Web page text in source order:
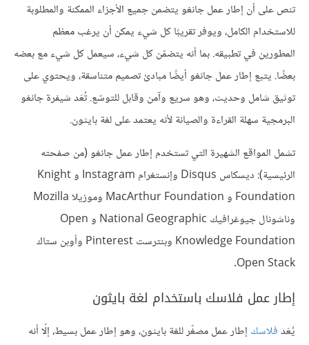
تنص على أن إطار عمل جانغو يتضمن جميع الأجزاء الممكنة والمطلوبة
للاستخدام الكامل، ويوفر تقريبًا كل شيء يمكن أن يرغب معظم
المطورين في تطبيقه. بما أنه يتضمّن كل شيء، سيعمل كل شيء مع بعضه
بعضًا. يتبع إطار عمل جانغو أيضًا مبادئ تصميم متناسقة، ويحتوي على
توثيق شامل وحديث، وهو سريع وآمن وقابل للتوسّع. تُعَد شيفرة جانغو
البرمجية سهلة القراءة والصيانة لأنه يعتمد على لغة بايثون.
تشمل المواقع الشهيرة التي تستخدم إطار عمل جانغو (من صفحته
الرئيسية): ديسكاس Disqus وإنستغرام Instagram و Knight
Foundation و MacArthur Foundation وموزيلا Mozilla
وناشونال جيوغرافيك National Geographic و Open
Knowledge Foundation وبنترست Pinterest وأوبن ستاك
Open Stack.
إطار عمل فلاسك باستخدام لغة بايثون
يُعَدفلاسك إطار عمل مصغّر للغة بايثون، وهو إطار عمل بسيط، إلّا أنه